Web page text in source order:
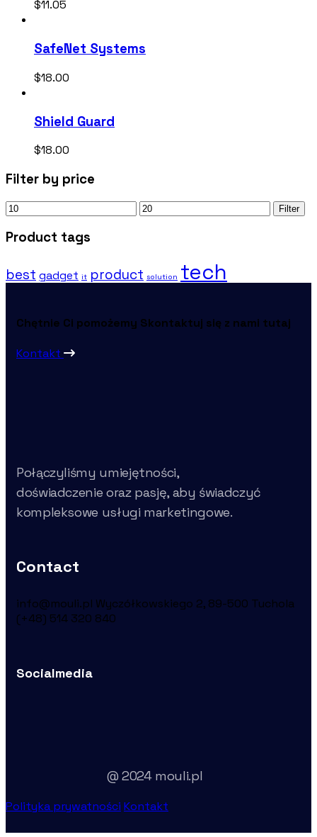
$11.05
SafeNet Systems
$18.00
Shield Guard
$18.00
Filter by price
Mindste
Højeste
Filter
Product tags
best gadget it product solution tech
Chętnie Ci pomożemy Skontaktuj się z nami tutaj
Kontakt
Połączyliśmy umiejętności,
doświadczenie oraz pasję, aby świadczyć
kompleksowe usługi marketingowe.
Contact
info@mouli.pl Wyczółkowskiego 2, 89-500 Tuchola
(+48) 514 320 840
Socialmedia
@ 2024 mouli.pl
Polityka prywatności Kontakt